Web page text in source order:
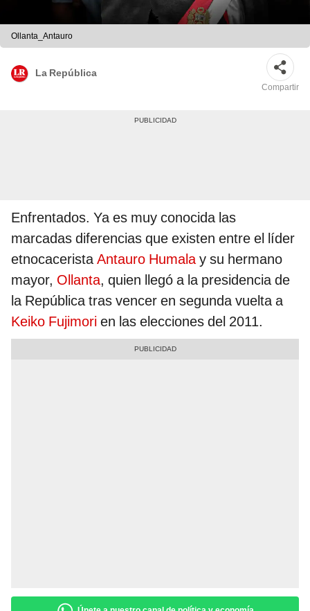
Ollanta_Antauro
La República
Compartir
Enfrentados. Ya es muy conocida las
marcadas diferencias que existen entre el líder
etnocaceristaAntauro Humalay su hermano
mayor, Ollanta, quien llegó a la presidencia de
la República tras vencer en segunda vuelta a
Keiko Fujimori en las elecciones del 2011.